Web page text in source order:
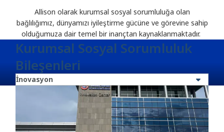
Allison olarak kurumsal sosyal sorumluluğa olan
bağlılığımız, dünyamızı iyileştirme gücüne ve görevine sahip
olduğumuza dair temel bir inançtan kaynaklanmaktadır.
Kurumsal Sosyal Sorumluluk
Bileşenleri